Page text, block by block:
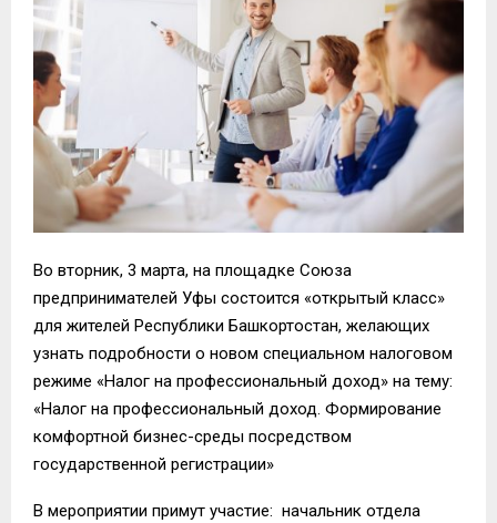
Во вторник, 3 марта, на площадке Союза
предпринимателей Уфы состоится «открытый класс»
для жителей Республики Башкортостан, желающих
узнать подробности о новом специальном налоговом
режиме «Налог на профессиональный доход» на тему:
«Налог на профессиональный доход. Формирование
комфортной бизнес-среды посредством
государственной регистрации»
В мероприятии примут участие: начальник отдела